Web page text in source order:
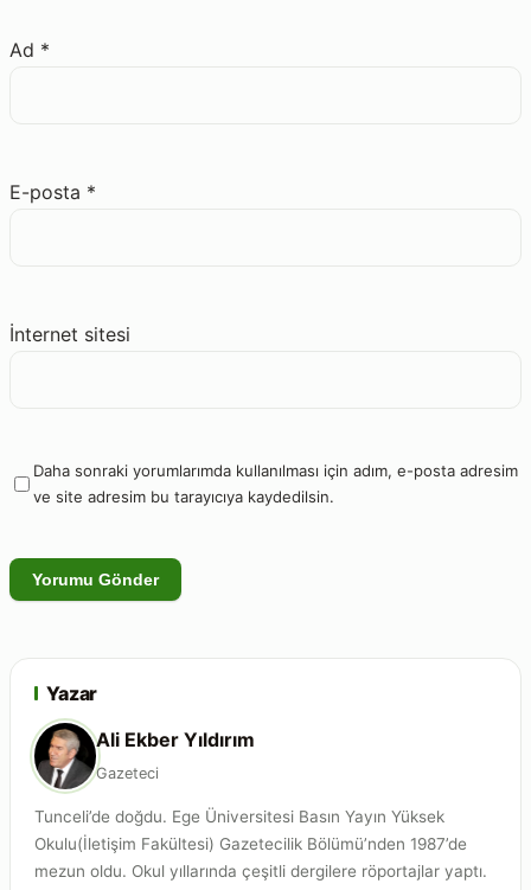
Ad *
E-posta *
İnternet sitesi
Daha sonraki yorumlarımda kullanılması için adım, e-posta adresim
ve site adresim bu tarayıcıya kaydedilsin.
Yazar
Ali Ekber Yıldırım
Gazeteci
Tunceli’de doğdu. Ege Üniversitesi Basın Yayın Yüksek
Okulu(İletişim Fakültesi) Gazetecilik Bölümü’nden 1987’de
mezun oldu. Okul yıllarında çeşitli dergilere röportajlar yaptı.